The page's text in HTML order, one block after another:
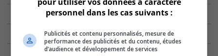
personnel dans les cas suivants :
Publicités et contenu personnalisés, mesure de
performance des publicités et du contenu, études
d’audience et développement de services